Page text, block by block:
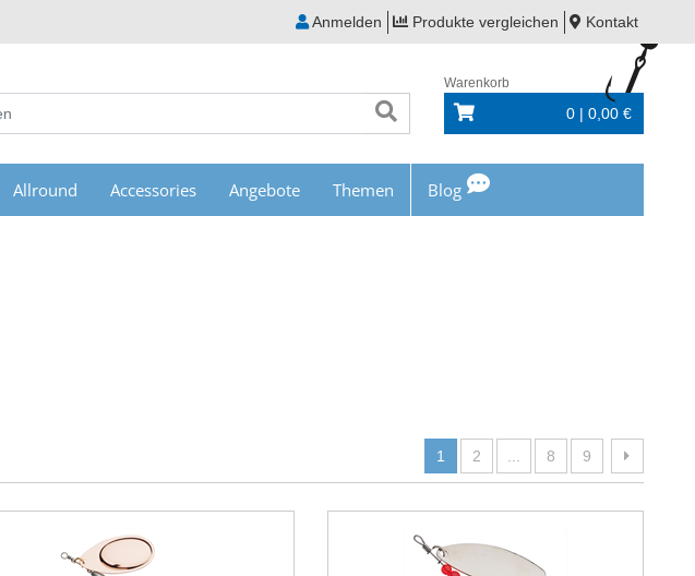
Anmelden Produkte vergleichen Kontakt
Warenkorb
0 | 0,00 €
Allround Accessories Angebote Themen Blog
1 2 ... 8 9